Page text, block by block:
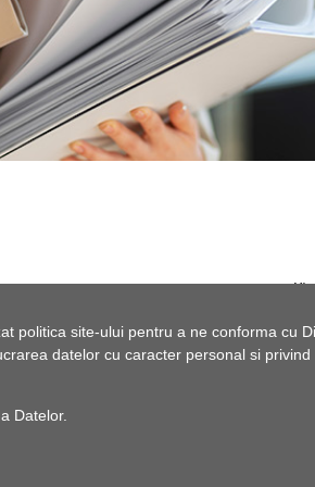
politica site-ului pentru a ne conforma cu
datelor cu caracter personal si privind
Datelor.